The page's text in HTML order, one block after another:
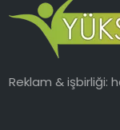
Reklam & işbirliği: